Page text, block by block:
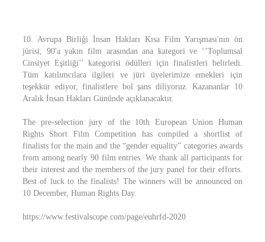
10. Avrupa Birliği İnsan Hakları Kısa Film Yarışması'nın ön
jürisi, 90'a yakın film arasından ana kategori ve ‘’Toplumsal
Cinsiyet Eşitliği’’ kategorisi ödülleri için finalistleri belirledi.
Tüm katılımcılara ilgileri ve jüri üyelerimize emekleri için
teşekkür ediyor, finalistlere bol şans diliyoruz. Kazananlar 10
Aralık İnsan Hakları Gününde açıklanacaktır.
The pre-selection jury of the 10th European Union Human
Rights Short Film Competition has compiled a shortlist of
finalists for the main and the “gender equality” categories awards
from among nearly 90 film entries. We thank all participants for
their interest and the members of the jury panel for their efforts.
Best of luck to the finalists! The winners will be announced on
10 December, Human Rights Day.
https://www.festivalscope.com/page/euhrfd-2020